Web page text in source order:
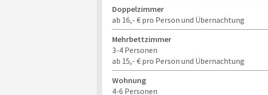
Doppelzimmer
ab 16,- € pro Person und Übernachtung
Mehrbettzimmer
3-4 Personen
ab 15,- € pro Person und Übernachtung
Wohnung
4-6 Personen